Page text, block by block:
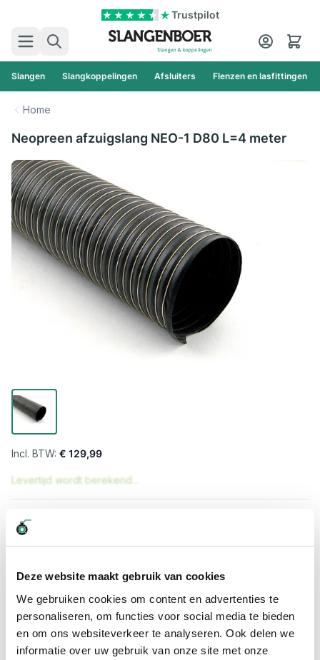
Deze website maakt gebruik van cookies
We gebruiken cookies om content en advertenties te
personaliseren, om functies voor social media te bieden
en om ons websiteverkeer te analyseren. Ook delen we
informatie over uw gebruik van onze site met onze
Trustpilot
Zoek
Cart
Slangen Slangkoppelingen Afsluiters Flenzen en lasfittingen
Home
Neopreen afzuigslang NEO-1 D80 L=4 meter
€ 129,99
Levertijd wordt berekend...
Snelle levering
Snel naar
Meer informatie